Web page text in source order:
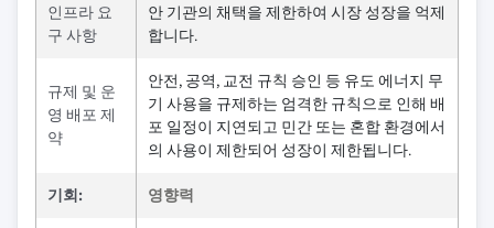
인프라 요
구 사항
안 기관의 채택을 제한하여 시장 성장을 억제
합니다.
규제 및 운
영 배포 제
약
안전, 공역, 교전 규칙 승인 등 유도 에너지 무
기 사용을 규제하는 엄격한 규칙으로 인해 배
포 일정이 지연되고 민간 또는 혼합 환경에서
의 사용이 제한되어 성장이 제한됩니다.
기회: 영향력